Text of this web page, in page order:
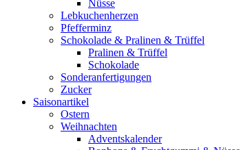
Nüsse
Lebkuchenherzen
Pfefferminz
Schokolade & Pralinen & Trüffel
Pralinen & Trüffel
Schokolade
Sonderanfertigungen
Zucker
Saisonartikel
Ostern
Weihnachten
Adventskalender